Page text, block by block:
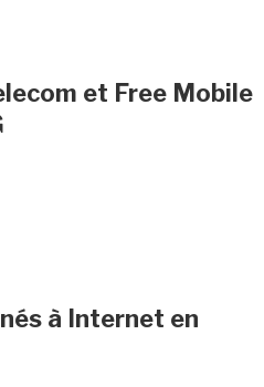
et Free Mobile
à Internet en